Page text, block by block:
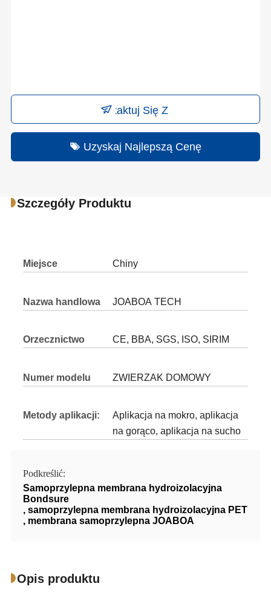
Skontaktuj Się Z Nami
Uzyskaj Najlepszą Cenę
Szczegóły Produktu
Miejsce
Chiny
Nazwa handlowa JOABOA TECH
Orzecznictwo CE, BBA, SGS, ISO, SIRIM
Numer modelu ZWIERZAK DOMOWY
Metody aplikacji:
Aplikacja na mokro, aplikacja
na gorąco, aplikacja na sucho
Podkreślić:
Samoprzylepna membrana hydroizolacyjna
Bondsure
, samoprzylepna membrana hydroizolacyjna PET
, membrana samoprzylepna JOABOA
Opis produktu